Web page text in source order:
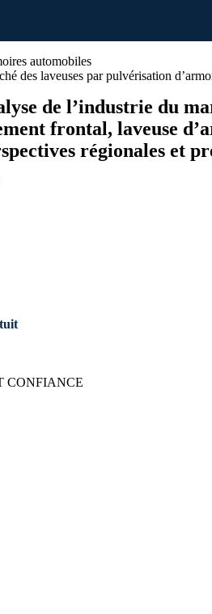
des laveuses par pulvérisation
de l’industrie du
frontal, laveuse
régionales et
CONFIANCE